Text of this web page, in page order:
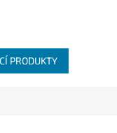
PRODUKTY